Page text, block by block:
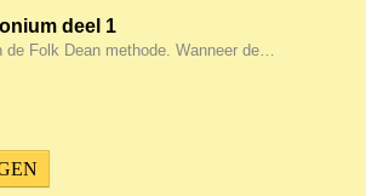
deel 1
de Folk Dean methode. Wanneer de…